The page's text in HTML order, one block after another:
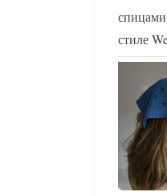
стиле